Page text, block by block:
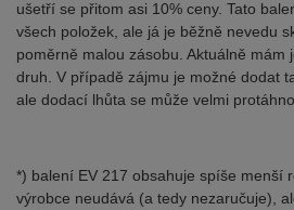
ušetří se přitom asi 10% ceny. Tato
všech položek, ale já je běžně nevedu
poměrně malou zásobu. Aktuálně mám
druh. V případě zájmu je možné dodat
ale dodací lhůta se může velmi
*) balení EV 217 obsahuje spíše menší
výrobce neudává (a tedy nezaručuje),